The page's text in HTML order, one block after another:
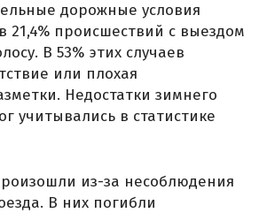
дорожные условия
21,4% происшествий с выездом
В 53% этих случаев
или плохая
Недостатки зимнего
учитывались в статистике
из-за несоблюдения
В них погибли